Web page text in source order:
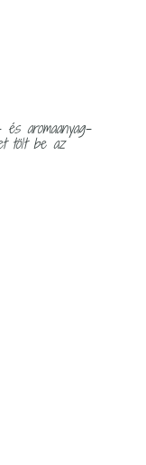
aromaanyag-
tölt be az